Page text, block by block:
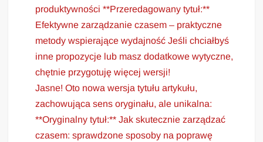
produktywności **Przeredagowany tytuł:**
Efektywne zarządzanie czasem – praktyczne
metody wspierające wydajność Jeśli chciałbyś
inne propozycje lub masz dodatkowe wytyczne,
chętnie przygotuję więcej wersji!
Jasne! Oto nowa wersja tytułu artykułu,
zachowująca sens oryginału, ale unikalna:
**Oryginalny tytuł:** Jak skutecznie zarządzać
czasem: sprawdzone sposoby na poprawę